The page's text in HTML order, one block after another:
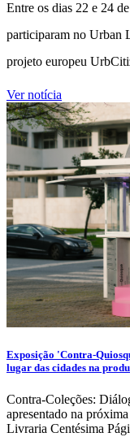
Entre os dias 22 e 24
participaram no Urban
projeto europeu
Ver notícia
Exposição 'Contra-
lugar das cidades na
Contra-Coleções:
apresentado na
Livraria Centésima